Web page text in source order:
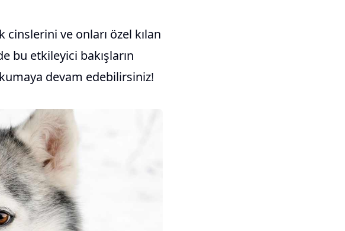
ve onları özel kılan
bu etkileyici bakışların
devam edebilirsiniz!